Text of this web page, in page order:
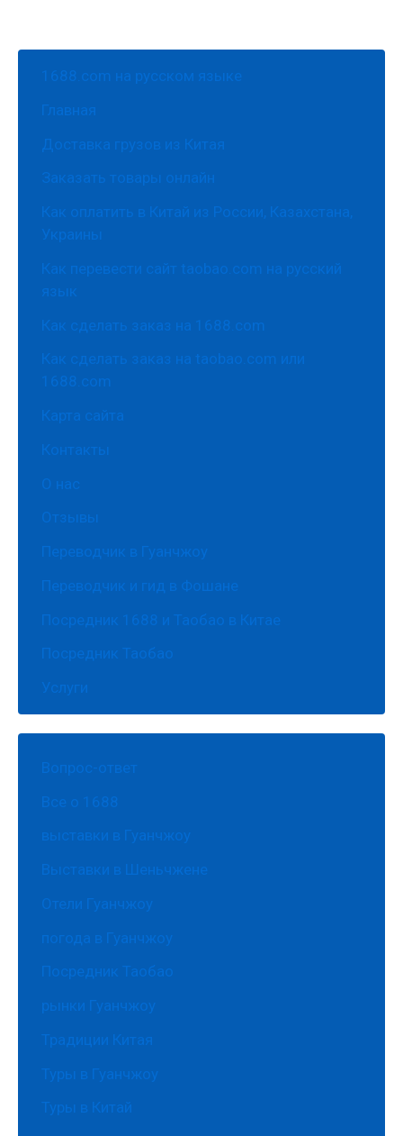
1688.com на русском языке
Главная
Доставка грузов из Китая
Заказать товары онлайн
Как оплатить в Китай из России, Казахстана,
Украины
Как перевести сайт taobao.com на русский
язык
Как сделать заказ на 1688.com
Как сделать заказ на taobao.com или
1688.com
Карта сайта
Контакты
О нас
Отзывы
Переводчик в Гуанчжоу
Переводчик и гид в Фошане
Посредник 1688 и Таобао в Китае
Посредник Таобао
Услуги
Вопрос-ответ
Все о 1688
выставки в Гуанчжоу
Выставки в Шеньчжене
Отели Гуанчжоу
погода в Гуанчжоу
Посредник Таобао
рынки Гуанчжоу
Традиции Китая
Туры в Гуанчжоу
Туры в Китай